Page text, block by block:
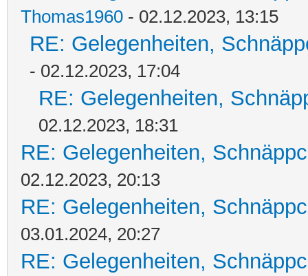
Thomas1960 - 02.12.2023, 13:15
RE: Gelegenheiten,
- 02.12.2023, 17:04
RE: Gelegenheiten,
02.12.2023, 18:31
RE: Gelegenheiten,
02.12.2023, 20:13
RE: Gelegenheiten,
03.01.2024, 20:27
RE: Gelegenheiten,